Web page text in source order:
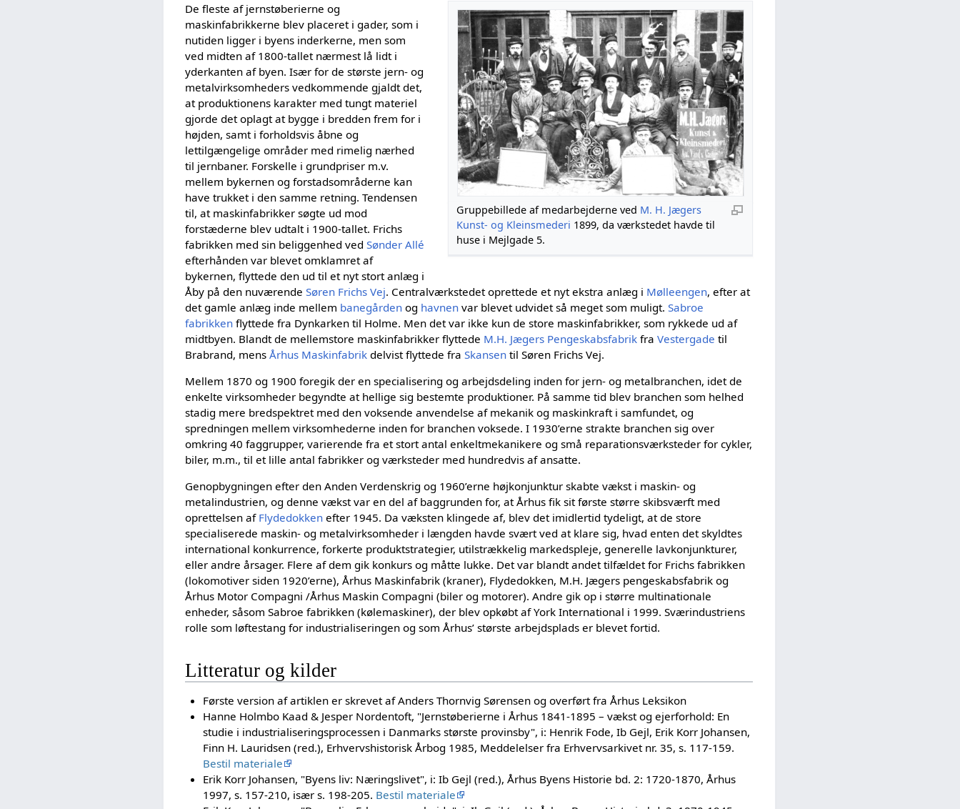
Gruppebillede af medarbejderne ved M. H. Jægers
Kunst- og Kleinsmederi 1899, da værkstedet havde til
huse i Mejlgade 5.
De fleste af jernstøberierne og
maskinfabrikkerne blev placeret i gader, som i
nutiden ligger i byens inderkerne, men som
ved midten af 1800-tallet nærmest lå lidt i
yderkanten af byen. Især for de største jern- og
metalvirksomheders vedkommende gjaldt det,
at produktionens karakter med tungt materiel
gjorde det oplagt at bygge i bredden frem for i
højden, samt i forholdsvis åbne og
lettilgængelige områder med rimelig nærhed
til jernbaner. Forskelle i grundpriser m.v.
mellem bykernen og forstadsområderne kan
have trukket i den samme retning. Tendensen
til, at maskinfabrikker søgte ud mod
forstæderne blev udtalt i 1900-tallet. Frichs
fabrikken med sin beliggenhed vedSønder Allé
efterhånden var blevet omklamret af
bykernen, flyttede den ud til et nyt stort anlæg i
Åby på den nuværendeSøren Frichs Vej. Centralværkstedet oprettede et nyt ekstra anlæg i Mølleengen, efter at
det gamle anlæg inde mellem banegården og havnen var blevet udvidet så meget som muligt.Sabroe
fabrikken flyttede fra Dynkarken til Holme. Men det var ikke kun de store maskinfabrikker, som rykkede ud af
midtbyen. Blandt de mellemstore maskinfabrikker flyttede M.H. Jægers Pengeskabsfabrik fraVestergade til
Brabrand, mensÅrhus Maskinfabrik delvist flyttede fraSkansen til Søren Frichs Vej.
Mellem 1870 og 1900 foregik der en specialisering og arbejdsdeling inden for jern- og metalbranchen, idet de
enkelte virksomheder begyndte at hellige sig bestemte produktioner. På samme tid blev branchen som helhed
stadig mere bredspektret med den voksende anvendelse af mekanik og maskinkraft i samfundet, og
spredningen mellem virksomhederne inden for branchen voksede. I 1930’erne strakte branchen sig over
omkring 40 faggrupper, varierende fra et stort antal enkeltmekanikere og små reparationsværksteder for cykler,
biler, m.m., til et lille antal fabrikker og værksteder med hundredvis af ansatte.
Genopbygningen efter den Anden Verdenskrig og 1960’erne højkonjunktur skabte vækst i maskin- og
metalindustrien, og denne vækst var en del af baggrunden for, at Århus fik sit første større skibsværft med
oprettelsen af Flydedokken efter 1945. Da væksten klingede af, blev det imidlertid tydeligt, at de store
specialiserede maskin- og metalvirksomheder i længden havde svært ved at klare sig, hvad enten det skyldtes
international konkurrence, forkerte produktstrategier, utilstrækkelig markedspleje, generelle lavkonjunkturer,
eller andre årsager. Flere af dem gik konkurs og måtte lukke. Det var blandt andet tilfældet for Frichs fabrikken
(lokomotiver siden 1920’erne), Århus Maskinfabrik (kraner), Flydedokken, M.H. Jægers pengeskabsfabrik og
Århus Motor Compagni /Århus Maskin Compagni (biler og motorer). Andre gik op i større multinationale
enheder, såsom Sabroe fabrikken (kølemaskiner), der blev opkøbt af York International i 1999. Sværindustriens
rolle som løftestang for industrialiseringen og som Århus’ største arbejdsplads er blevet fortid.
Litteratur og kilder
Første version af artiklen er skrevet af Anders Thornvig Sørensen og overført fra Århus Leksikon
Hanne Holmbo Kaad & Jesper Nordentoft, "Jernstøberierne i Århus 1841-1895 – vækst og ejerforhold: En
studie i industrialiseringsprocessen i Danmarks største provinsby", i: Henrik Fode, Ib Gejl, Erik Korr Johansen,
Finn H. Lauridsen (red.), Erhvervshistorisk Årbog 1985, Meddelelser fra Erhvervsarkivet nr. 35, s. 117-159.
Bestil materiale
Erik Korr Johansen, "Byens liv: Næringslivet", i: Ib Gejl (red.), Århus Byens Historie bd. 2: 1720-1870, Århus
1997, s. 157-210, især s. 198-205. Bestil materiale